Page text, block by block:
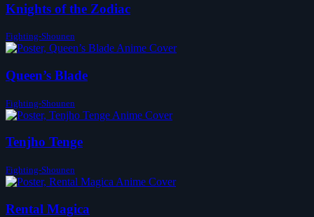
Knights of the Zodiac
Fighting-Shounen
Queen’s Blade
Fighting-Shounen
Tenjho Tenge
Fighting-Shounen
Rental Magica